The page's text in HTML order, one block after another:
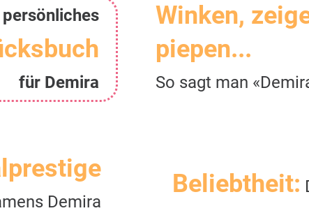
persönliches
für Demira
Winken,
piepen...
So sagt man
Demira
Beliebtheit: